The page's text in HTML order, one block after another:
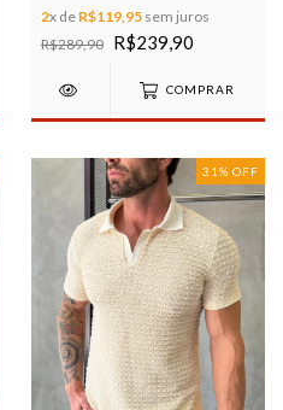
2x de R$119,95 sem juros
R$289,90 R$239,90
COMPRAR
31 % OFF